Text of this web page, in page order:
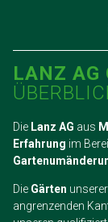
LANZ AG
Die Lanz AG aus
Erfahrung im
Die Gärten
angrenzenden